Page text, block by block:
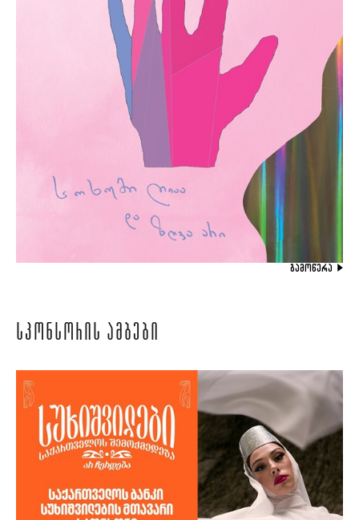
ᲒᲐᲛᲝᲬᲔᲠᲐ
ᲡᲞᲝᲜᲡᲝᲠᲘᲡ ᲐᲛᲑᲔᲑᲘ